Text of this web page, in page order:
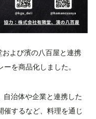
および濱の八百屋と連携
を商品化しました。
自治体や企業と連携した
するなど、料理を通じ